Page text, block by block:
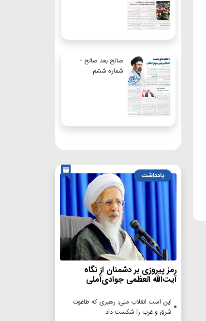
صالح بعد صالح -
شماره ششم
یادداشت
رمز پیروزی بر دشمنان از نگاه
آیت‌الله العظمی جوادی‌آملی
این است انقلاب ملی: رهبری که طاغوت
شرق و غرب را شکست داد